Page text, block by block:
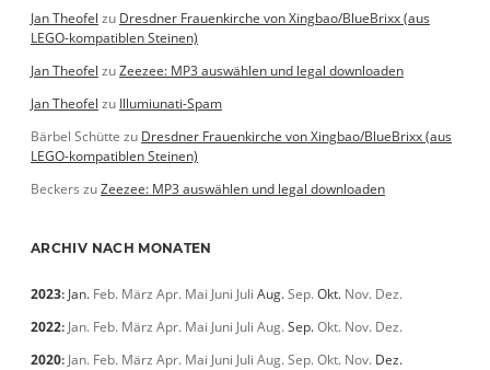
Jan Theofel zu Dresdner Frauenkirche von Xingbao/BlueBrixx (aus
LEGO-kompatiblen Steinen)
Jan Theofel zuZeezee: MP3 auswählen und legal downloaden
Jan Theofel zu Illumiunati-Spam
Bärbel Schütte zu Dresdner Frauenkirche von Xingbao/BlueBrixx (aus
LEGO-kompatiblen Steinen)
Beckers zuZeezee: MP3 auswählen und legal downloaden
ARCHIV NACH MONATEN
2023: Jan. Feb. März Apr. Mai Juni Juli Aug.Sep.Okt. Nov. Dez.
2022: Jan. Feb. März Apr. Mai Juni Juli Aug.Sep.Okt. Nov. Dez.
2020: Jan. Feb. März Apr. Mai Juni Juli Aug.Sep.Okt. Nov. Dez.